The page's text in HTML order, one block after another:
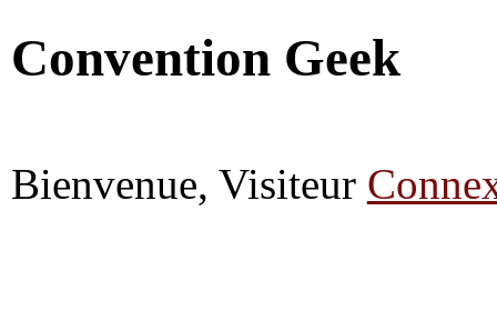
Convention Geek
Bienvenue, Visiteur